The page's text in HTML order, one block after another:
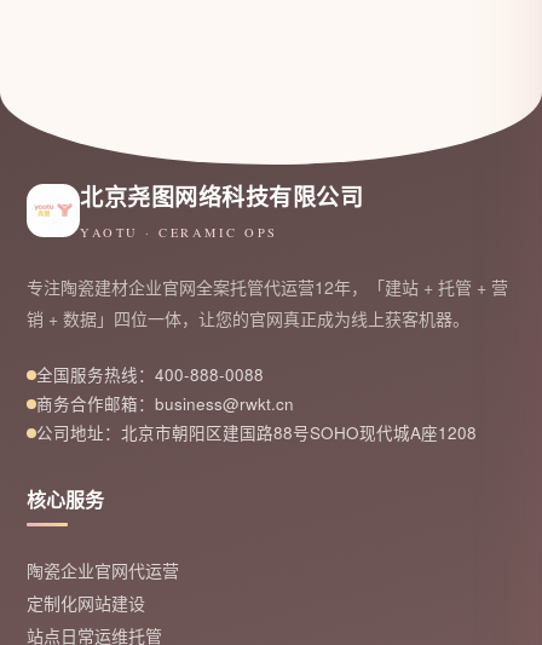
北京尧图网络科技有限公司
YAOTU · CERAMIC OPS
专注陶瓷建材企业官网全案托管代运营12年，「建站 + 托管 + 营
销 + 数据」四位一体，让您的官网真正成为线上获客机器。
全国服务热线：400-888-0088
商务合作邮箱：business@rwkt.cn
公司地址：北京市朝阳区建国路88号SOHO现代城A座1208
核心服务
陶瓷企业官网代运营
定制化网站建设
站点日常运维托管